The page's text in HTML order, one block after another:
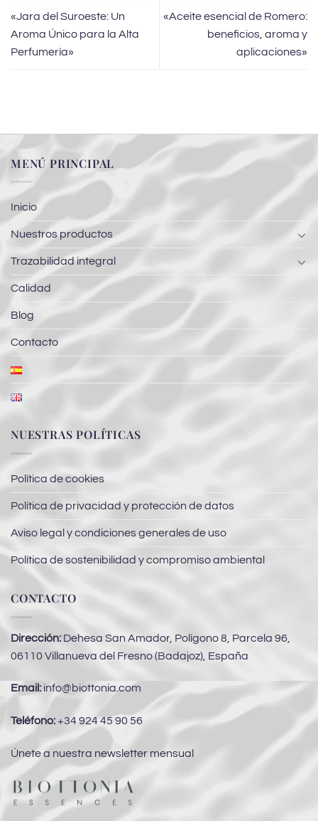
«Jara del Suroeste: Un
Aroma Único para la Alta
Perfumería»
«Aceite esencial de Romero:
beneficios, aroma y
aplicaciones»
MENÚ PRINCIPAL
Inicio
Nuestros productos
Trazabilidad integral
Calidad
Blog
Contacto
NUESTRAS POLÍTICAS
Política de cookies
Política de privacidad y protección de datos
Aviso legal y condiciones generales de uso
Política de sostenibilidad y compromiso ambiental
CONTACTO
Dirección: Dehesa San Amador, Polígono 8, Parcela 96,
06110 Villanueva del Fresno (Badajoz), España
Email: info@biottonia.com
Teléfono:+34 924 45 90 56
Únete a nuestra newsletter mensual